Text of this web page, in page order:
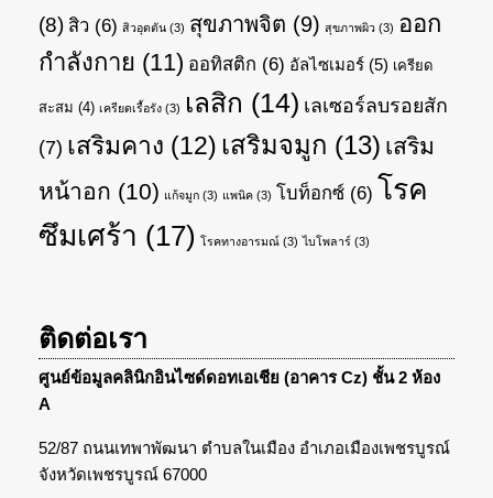
(8) สิว (6) สิวอุดตัน (3) สุขภาพจิต (9) สุขภาพผิว (3) ออก
กำลังกาย (11) ออทิสติก (6) อัลไซเมอร์ (5) เครียด
สะสม (4) เครียดเรื้อรัง (3) เลสิก (14) เลเซอร์ลบรอยสัก
(7) เสริมคาง (12) เสริมจมูก (13) เสริม
หน้าอก (10) แก้จมูก (3) แพนิค (3) โบท็อกซ์ (6) โรค
ซึมเศร้า (17) โรคทางอารมณ์ (3) ไบโพลาร์ (3)
ติดต่อเรา
ศูนย์ข้อมูลคลินิกอินไซด์ดอทเอเชีย (อาคาร Cz) ชั้น 2 ห้อง
A
52/87 ถนนเทพาพัฒนา ตำบลในเมือง อำเภอเมืองเพชรบูรณ์
จังหวัดเพชรบูรณ์ 67000